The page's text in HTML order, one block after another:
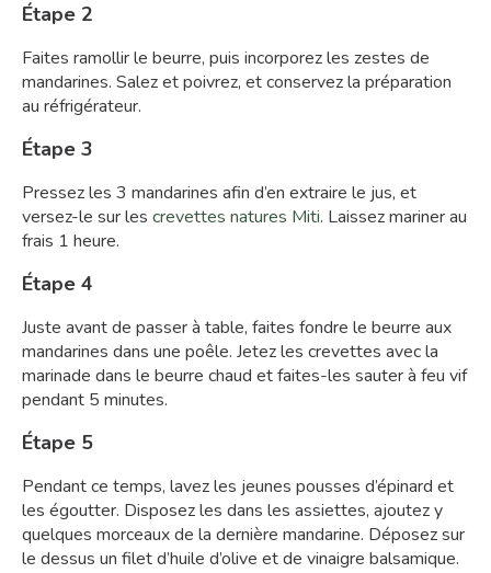
Étape 2
Faites ramollir le beurre, puis incorporez les zestes de
mandarines. Salez et poivrez, et conservez la préparation
au réfrigérateur.
Étape 3
Pressez les 3 mandarines afin d’en extraire le jus, et
versez-le sur les crevettes natures Miti. Laissez mariner au
frais 1 heure.
Étape 4
Juste avant de passer à table, faites fondre le beurre aux
mandarines dans une poêle. Jetez les crevettes avec la
marinade dans le beurre chaud et faites-les sauter à feu vif
pendant 5 minutes.
Étape 5
Pendant ce temps, lavez les jeunes pousses d’épinard et
les égoutter. Disposez les dans les assiettes, ajoutez y
quelques morceaux de la dernière mandarine. Déposez sur
le dessus un filet d’huile d’olive et de vinaigre balsamique.